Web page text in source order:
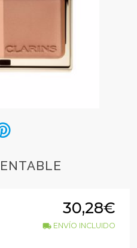
30,28€
local_shippingENVÍO INCLUIDO